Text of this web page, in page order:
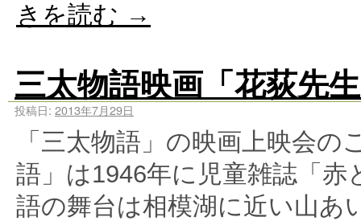
きを読む →
三太物語映画「花荻先
投稿日: 2013年7月29日
「三太物語」の映画上映会
語」は1946年に児童雑誌「
語の舞台は相模湖に近い山あ